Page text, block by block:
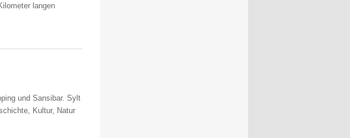
langen
und Sansibar. Sylt
Kultur, Natur